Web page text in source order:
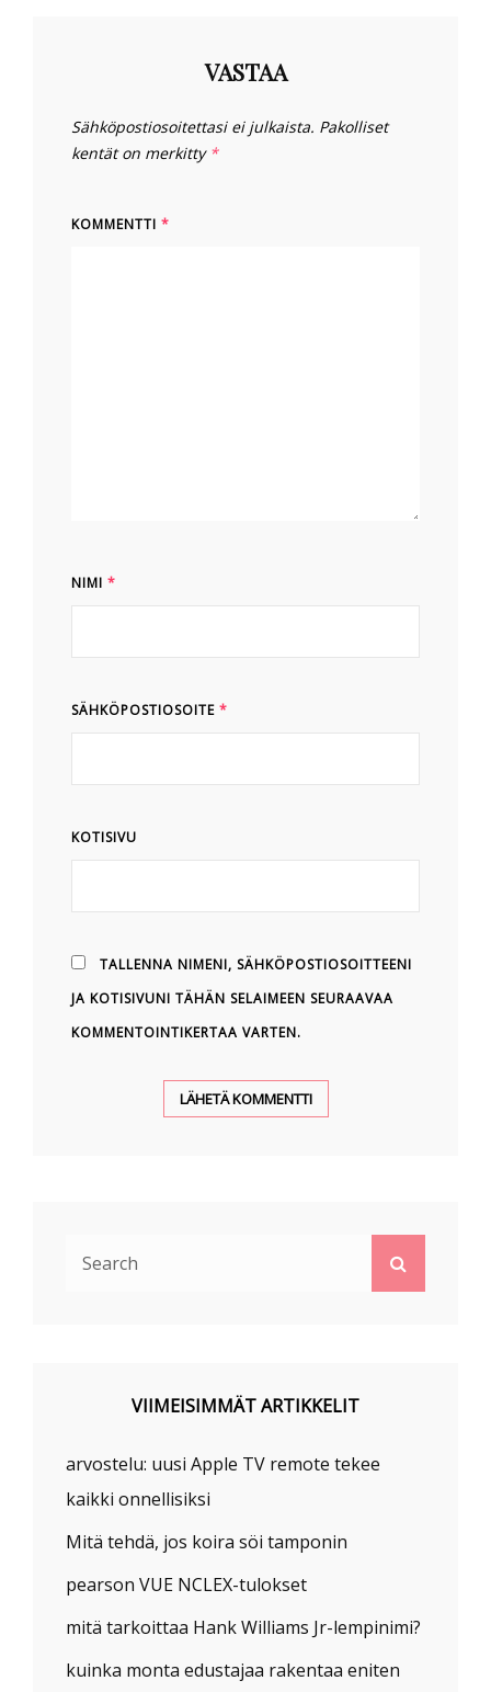
VASTAA
Sähköpostiosoitettasi ei julkaista. Pakolliset
kentät on merkitty *
KOMMENTTI *
NIMI *
SÄHKÖPOSTIOSOITE *
KOTISIVU
TALLENNA NIMENI, SÄHKÖPOSTIOSOITTEENI
JA KOTISIVUNI TÄHÄN SELAIMEEN SEURAAVAA
KOMMENTOINTIKERTAA VARTEN.
VIIMEISIMMÄT ARTIKKELIT
arvostelu: uusi Apple TV remote tekee
kaikki onnellisiksi
Mitä tehdä, jos koira söi tamponin
pearson VUE NCLEX-tulokset
mitä tarkoittaa Hank Williams Jr-lempinimi?
kuinka monta edustajaa rakentaa eniten